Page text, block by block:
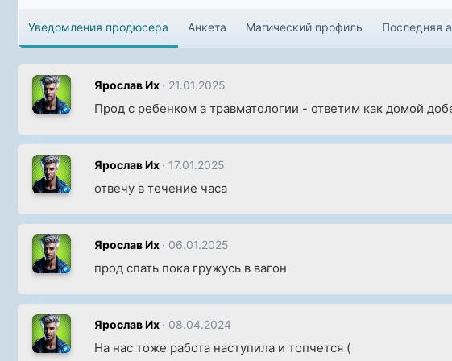
Уведомления продюсера Анкета Магический профиль Последняя
Ярослав Их 21.01.2025
Прод с ребенком а травматологии - ответим как домой
Ярослав Их 17.01.2025
отвечу в течение часа
Ярослав Их 06.01.2025
прод спать пока гружусь в вагон
Ярослав Их 08.04.2024
На нас тоже работа наступила и топчется (